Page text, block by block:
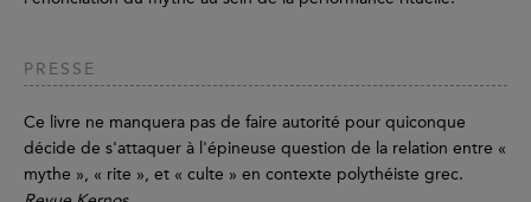
PRESSE
Ce livre ne manquera pas de faire autorité pour quiconque
décide de s'attaquer à l'épineuse question de la relation entre «
mythe », « rite », et « culte » en contexte polythéiste grec.